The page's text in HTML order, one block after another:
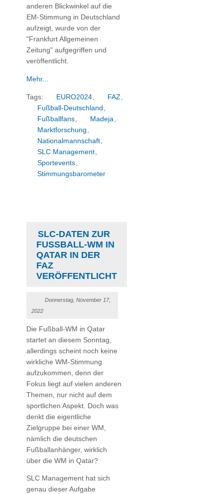
anderen Blickwinkel auf die
EM-Stimmung in Deutschland
aufzeigt, wurde von der
"Frankfurt Allgemeinen
Zeitung" aufgegriffen und
veröffentlicht.
Mehr...
Tags: EURO2024 FAZ
Fußball-Deutschland
Fußballfans
Madeja
Marktforschung
Nationalmannschaft
SLC Management
Sportevents
Stimmungsbarometer
SLC-DATEN ZUR
FUSSBALL-WM IN Q
ATAR IN DER F
AZ V
ERÖFFENTLICHT
Donnerstag, November 17,
2022
Die Fußball-WM in Qatar
startet an diesem Sonntag,
allerdings scheint noch keine
wirkliche WM-Stimmung
aufzukommen, denn der
Fokus liegt auf vielen anderen
Themen, nur nicht auf dem
sportlichen Aspekt. Doch was
denkt die eigentliche
Zielgruppe bei einer WM,
nämlich die deutschen
Fußballanhänger, wirklich
über die WM in Qatar?
SLC Management hat sich
genau dieser Aufgabe